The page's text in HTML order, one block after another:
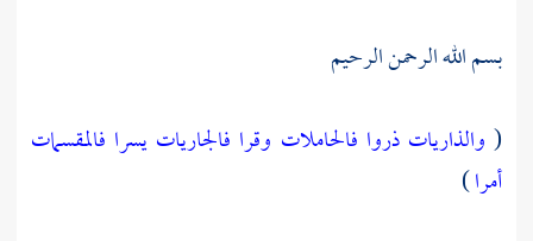
بسم الله الرحمن الرحيم
( والذاريات ذروا فالحاملات وقرا فالجاريات يسرا فالمقسمات
أمرا)